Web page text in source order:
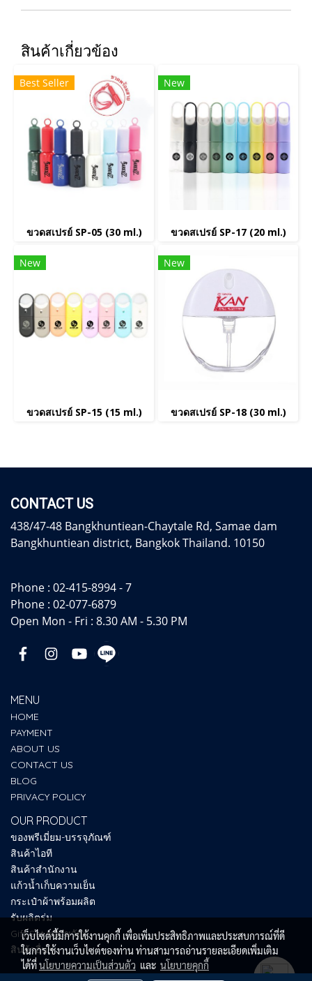
สินค้าเกี่ยวข้อง
Best Seller
ขวดสเปรย์ SP-05 (30 ml.)
New
ขวดสเปรย์ SP-17 (20 ml.)
New
ขวดสเปรย์ SP-15 (15 ml.)
New
ขวดสเปรย์ SP-18 (30 ml.)
CONTACT US
438/47-48 Bangkhuntiean-Chaytale Rd, Samae dam
Bangkhuntiean district, Bangkok Thailand. 10150
Phone : 02-415-8994 - 7
Phone : 02-077-6879
Open Mon - Fri : 8.30 AM - 5.30 PM
MENU
HOME
PAYMENT
ABOUT US
CONTACT US
BLOG
PRIVACY POLICY
OUR PRODUCT
ของพรีเมี่ยม-บรรจุภัณฑ์
สินค้าไอที
สินค้าสำนักงาน
แก้วน้ำเก็บความเย็น
กระเป๋าผ้าพร้อมผลิต
รับผลิตร่ม
Gift Set ของขวัญ
สินค้าอื่นๆ
เว็บไซต์นี้มีการใช้งานคุกกี้ เพื่อเพิ่มประสิทธิภาพและประสบการณ์ที่ดี
ในการใช้งานเว็บไซต์ของท่าน ท่านสามารถอ่านรายละเอียดเพิ่มเติม
ได้ที่นโยบายความเป็นส่วนตัว และ นโยบายคุกกี้